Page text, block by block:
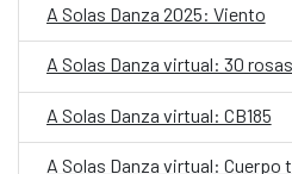
A Solas Danza 2025: Viento
A Solas Danza virtual: 30
A Solas Danza virtual: CB185
A Solas Danza virtual: Cuerpo